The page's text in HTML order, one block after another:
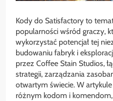
Kody do Satisfactory to
popularności wśród graczy,
wykorzystać potencjał tej
budowaniu fabryk i
przez Coffee Stain Studios,
strategii, zarządzania
otwartym świecie. W
różnym kodom i